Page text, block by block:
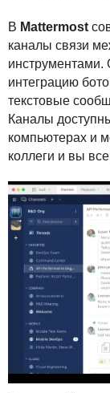
В Mattermost
каналы связи
интеграцию
текстовые
Каналы
компьютерах и
коллеги и вы